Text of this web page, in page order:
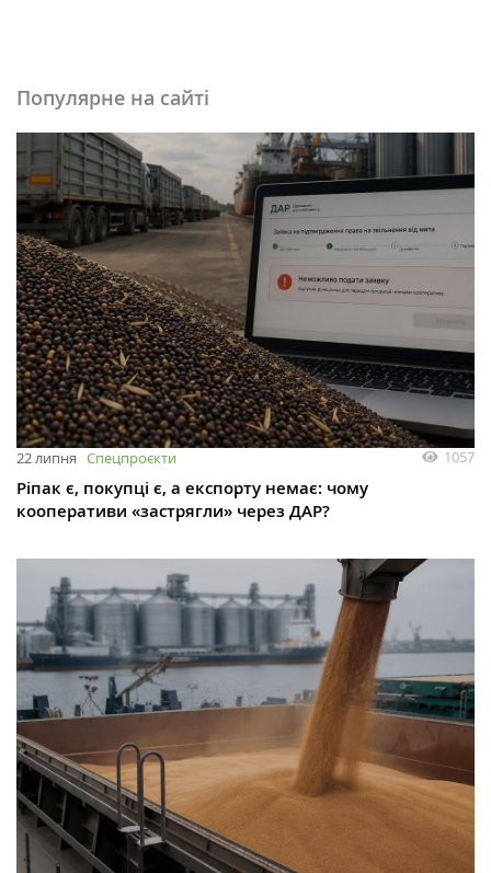
Популярне на сайті
22 липня Спецпроєкти 1057
Ріпак є, покупці є, а експорту немає: чому
кооперативи «застрягли» через ДАР?